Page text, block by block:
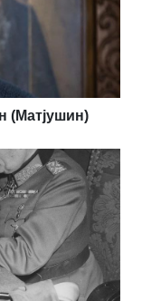
(Матјушин)